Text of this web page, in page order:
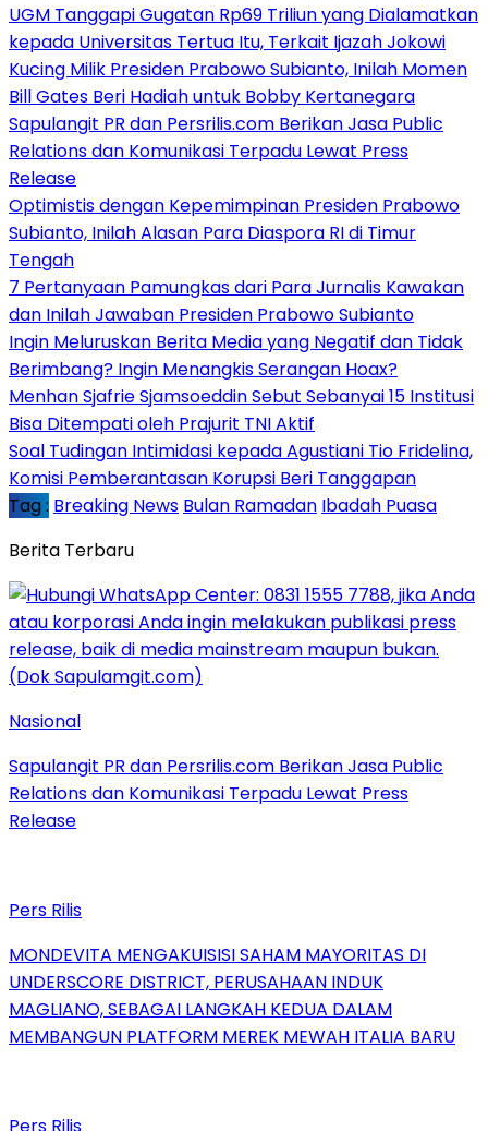
UGM Tanggapi Gugatan Rp69 Triliun yang Dialamatkan
kepada Universitas Tertua Itu, Terkait Ijazah Jokowi
Kucing Milik Presiden Prabowo Subianto, Inilah Momen
Bill Gates Beri Hadiah untuk Bobby Kertanegara
Sapulangit PR dan Persrilis.com Berikan Jasa Public
Relations dan Komunikasi Terpadu Lewat Press
Release
Optimistis dengan Kepemimpinan Presiden Prabowo
Subianto, Inilah Alasan Para Diaspora RI di Timur
Tengah
7 Pertanyaan Pamungkas dari Para Jurnalis Kawakan
dan Inilah Jawaban Presiden Prabowo Subianto
Ingin Meluruskan Berita Media yang Negatif dan Tidak
Berimbang? Ingin Menangkis Serangan Hoax?
Menhan Sjafrie Sjamsoeddin Sebut Sebanyai 15 Institusi
Bisa Ditempati oleh Prajurit TNI Aktif
Soal Tudingan Intimidasi kepada Agustiani Tio Fridelina,
Komisi Pemberantasan Korupsi Beri Tanggapan
Tag : Breaking News Bulan Ramadan Ibadah Puasa
Berita Terbaru
Nasional
Sapulangit PR dan Persrilis.com Berikan Jasa Public
Relations dan Komunikasi Terpadu Lewat Press
Release
Pers Rilis
MONDEVITA MENGAKUISISI SAHAM MAYORITAS DI
UNDERSCORE DISTRICT, PERUSAHAAN INDUK
MAGLIANO, SEBAGAI LANGKAH KEDUA DALAM
MEMBANGUN PLATFORM MEREK MEWAH ITALIA BARU
Pers Rilis